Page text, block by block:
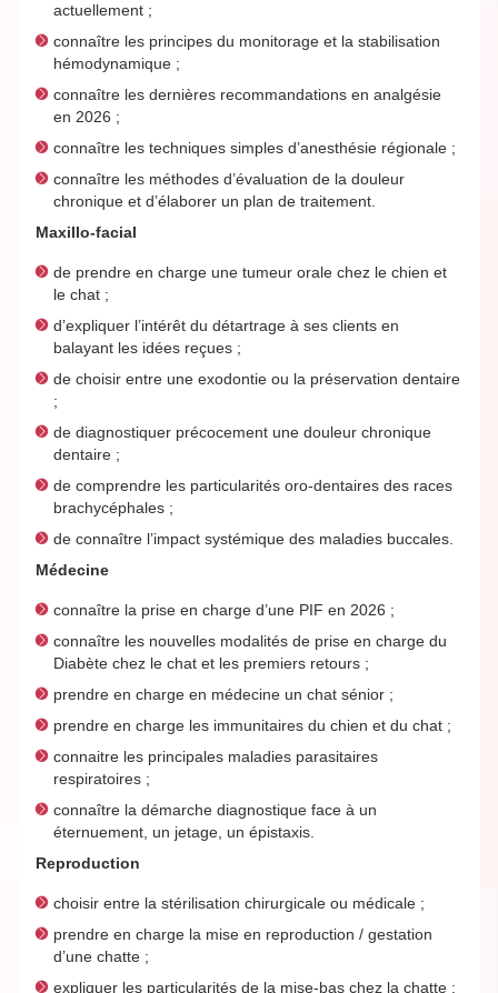
actuellement ;
connaître les principes du monitorage et la stabilisation
hémodynamique ;
connaître les dernières recommandations en analgésie
en 2026 ;
connaître les techniques simples d’anesthésie régionale ;
connaître les méthodes d’évaluation de la douleur
chronique et d’élaborer un plan de traitement.
Maxillo-facial
de prendre en charge une tumeur orale chez le chien et
le chat ;
d’expliquer l’intérêt du détartrage à ses clients en
balayant les idées reçues ;
de choisir entre une exodontie ou la préservation dentaire
;
de diagnostiquer précocement une douleur chronique
dentaire ;
de comprendre les particularités oro-dentaires des races
brachycéphales ;
de connaître l’impact systémique des maladies buccales.
Médecine
connaître la prise en charge d’une PIF en 2026 ;
connaître les nouvelles modalités de prise en charge du
Diabète chez le chat et les premiers retours ;
prendre en charge en médecine un chat sénior ;
prendre en charge les immunitaires du chien et du chat ;
connaitre les principales maladies parasitaires
respiratoires ;
connaître la démarche diagnostique face à un
éternuement, un jetage, un épistaxis.
Reproduction
choisir entre la stérilisation chirurgicale ou médicale ;
prendre en charge la mise en reproduction / gestation
d’une chatte ;
expliquer les particularités de la mise-bas chez la chatte ;